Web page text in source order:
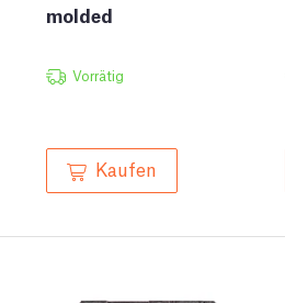
molded
Vorrätig
Kaufen